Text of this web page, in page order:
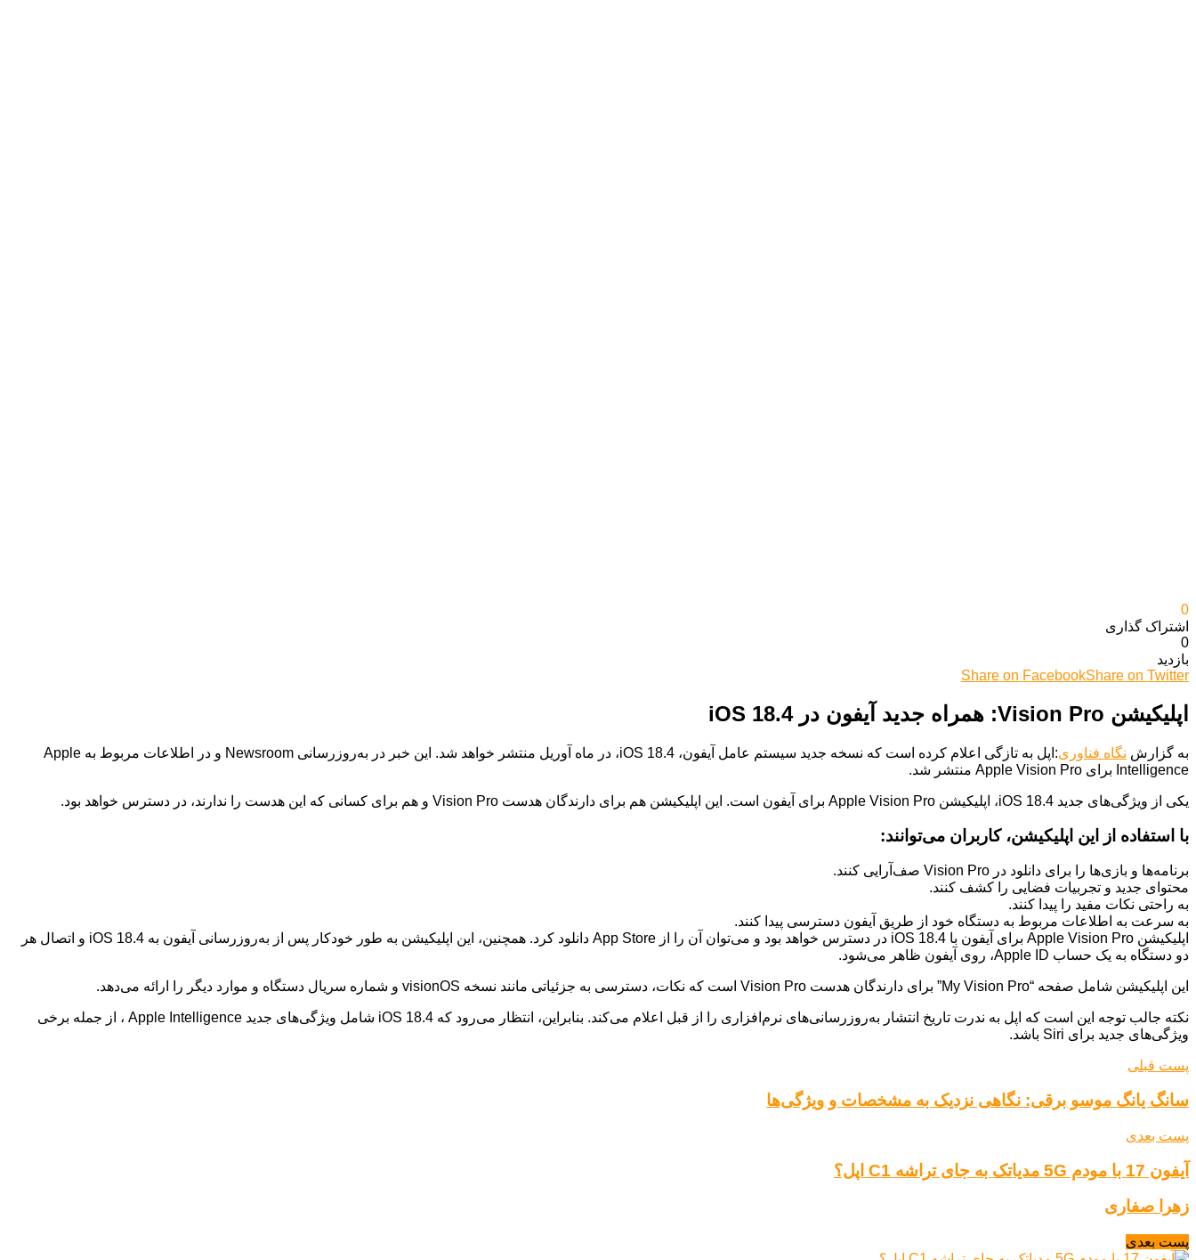
0
اشتراک گذاری‌
0
بازدید
Share on FacebookShare on Twitter
اپلیکیشن Vision Pro: همراه جدید آیفون در iOS 18.4
به گزارش نگاه فناوری
:اپل به تازگی اعلام کرده است که نسخه جدید سیستم عامل آیفون، iOS 18.4، در ماه آوریل منتشر خواهد شد. این خبر در به‌روزرسانی Newsroom و در اطلاعات مربوط به Apple
Intelligence برای Apple Vision Pro منتشر شد.
یکی از ویژگی‌های جدید iOS 18.4، اپلیکیشن Apple Vision Pro برای آیفون است. این اپلیکیشن هم برای دارندگان هدست Vision Pro و هم برای کسانی که این هدست را ندارند، در دسترس خواهد بود.
با استفاده از این اپلیکیشن، کاربران می‌توانند:
برنامه‌ها و بازی‌ها را برای دانلود در Vision Pro صف‌آرایی کنند.
محتوای جدید و تجربیات فضایی را کشف کنند.
به راحتی نکات مفید را پیدا کنند.
به سرعت به اطلاعات مربوط به دستگاه خود از طریق آیفون دسترسی پیدا کنند.
اپلیکیشن Apple Vision Pro برای آیفون با iOS 18.4 در دسترس خواهد بود و می‌توان آن را از App Store دانلود کرد. همچنین، این اپلیکیشن به طور خودکار پس از به‌روزرسانی آیفون به iOS 18.4 و اتصال هر
دو دستگاه به یک حساب Apple ID، روی آیفون ظاهر می‌شود.
این اپلیکیشن شامل صفحه “My Vision Pro” برای دارندگان هدست Vision Pro است که نکات، دسترسی به جزئیاتی مانند نسخه visionOS و شماره سریال دستگاه و موارد دیگر را ارائه می‌دهد.
نکته جالب توجه این است که اپل به ندرت تاریخ انتشار به‌روزرسانی‌های نرم‌افزاری را از قبل اعلام می‌کند. بنابراین، انتظار می‌رود که iOS 18.4 شامل ویژگی‌های جدید Apple Intelligence ، از جمله برخی
ویژگی‌های جدید برای Siri باشد.
پست قبلی
سانگ یانگ موسو برقی: نگاهی نزدیک به مشخصات و ویژگی‌ها
پست بعدی
آیفون 17 با مودم 5G مدیاتک به جای تراشه C1 اپل؟
زهرا صفاری
پست بعدی